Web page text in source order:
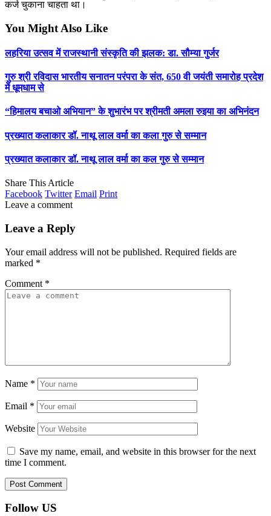
कर्ज चुकाना चाहता था।
You Might Also Like
लहरिया उत्सव में राजस्थानी संस्कृति की झलक: डा. सौम्या गुर्जर
गुरु श्री रविदास भारतीय सनातन परंपरा के संत, 650 वी जयंती समारोह प्रदेश
में धूमधाम से
“हिमालय बचाओ अभियान” के शुभारंभ पर श्रीमती अमला रुइया का अभिनंदन
प्रख्यात कलाकार डॉ. नाथू लाल वर्मा का कला गुरु से सम्मान
प्रख्यात कलाकार डॉ. नाथू लाल वर्मा का कल गुरु से सम्मान
Share This Article
Facebook Twitter Email Print
Leave a comment
Leave a Reply
Your email address will not be published. Required fields are
marked *
Comment *
Name *
Email *
Website
Save my name, email, and website in this browser for the next
time I comment.
Follow US